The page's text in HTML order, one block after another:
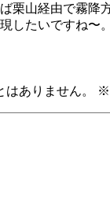
栗山経由で霧降
したいですね〜。
ありません。 ※